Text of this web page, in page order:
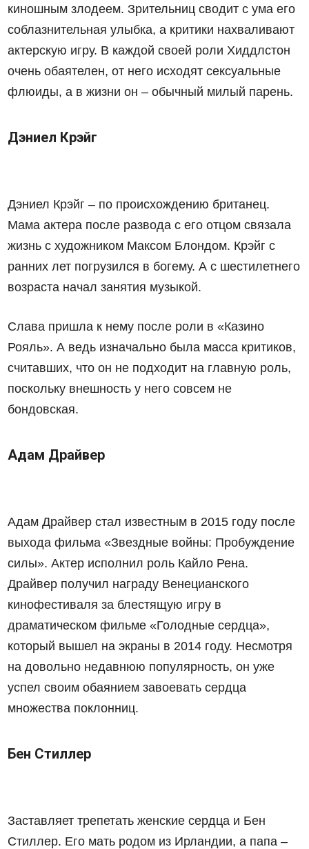
киношным злодеем. Зрительниц сводит с ума его
соблазнительная улыбка, а критики нахваливают
актерскую игру. В каждой своей роли Хиддлстон
очень обаятелен, от него исходят сексуальные
флюиды, а в жизни он – обычный милый парень.
Дэниел Крэйг
Дэниел Крэйг – по происхождению британец.
Мама актера после развода с его отцом связала
жизнь с художником Максом Блондом. Крэйг с
ранних лет погрузился в богему. А с шестилетнего
возраста начал занятия музыкой.
Слава пришла к нему после роли в «Казино
Рояль». А ведь изначально была масса критиков,
считавших, что он не подходит на главную роль,
поскольку внешность у него совсем не
бондовская.
Адам Драйвер
Адам Драйвер стал известным в 2015 году после
выхода фильма «Звездные войны: Пробуждение
силы». Актер исполнил роль Кайло Рена.
Драйвер получил награду Венецианского
кинофестиваля за блестящую игру в
драматическом фильме «Голодные сердца»,
который вышел на экраны в 2014 году. Несмотря
на довольно недавнюю популярность, он уже
успел своим обаянием завоевать сердца
множества поклонниц.
Бен Стиллер
Заставляет трепетать женские сердца и Бен
Стиллер. Его мать родом из Ирландии, а папа –